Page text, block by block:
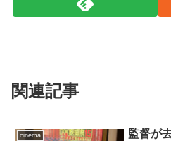
関連記事
cinema
監督が